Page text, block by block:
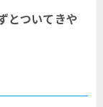
とついてきや